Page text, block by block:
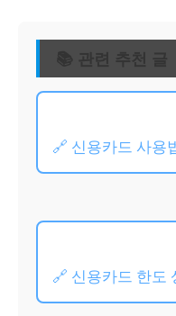
📚 관련 추천 글
🔗 신용카드 사용
🔗 신용카드 한도